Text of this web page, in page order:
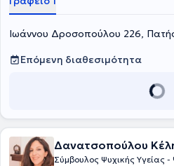
Ιωάννου Δροσοπούλου 226,
Επόμενη διαθεσιμότητα
Δανατσοπούλου
Σύμβουλος Ψυχικής Υγείας